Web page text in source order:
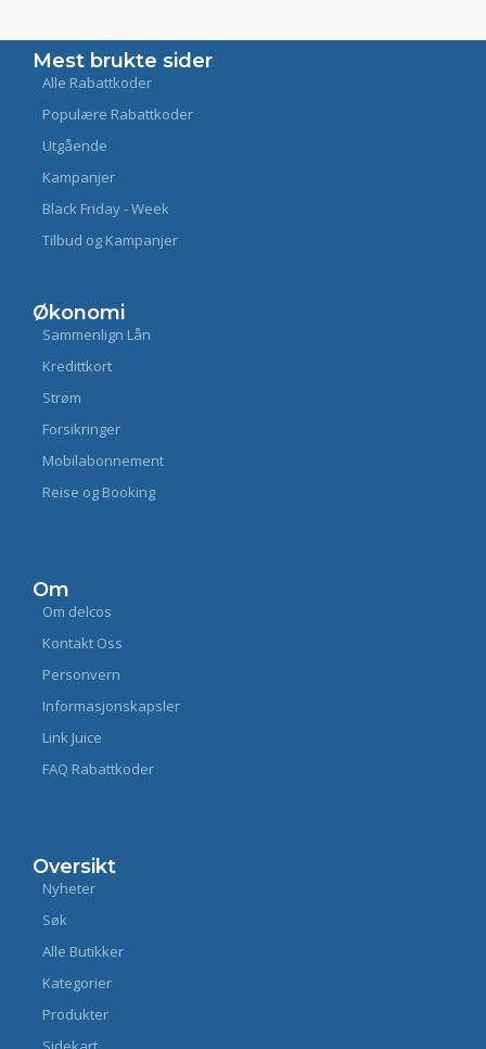
Mest brukte sider
Alle Rabattkoder
Populære Rabattkoder
Utgående
Kampanjer
Black Friday - Week
Tilbud og Kampanjer
Økonomi
Sammenlign Lån
Kredittkort
Strøm
Forsikringer
Mobilabonnement
Reise og Booking
Om
Om delcos
Kontakt Oss
Personvern
Informasjonskapsler
Link Juice
FAQ Rabattkoder
Oversikt
Nyheter
Søk
Alle Butikker
Kategorier
Produkter